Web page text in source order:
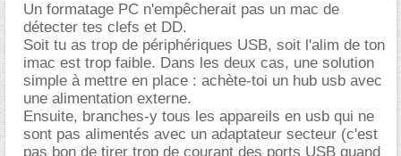
Un formatage PC n'empêcherait pas un mac de
détecter tes clefs et DD.
Soit tu as trop de périphériques USB, soit l'alim de ton
imac est trop faible. Dans les deux cas, une solution
simple à mettre en place : achète-toi un hub usb avec
une alimentation externe.
Ensuite, branches-y tous les appareils en usb qui ne
sont pas alimentés avec un adaptateur secteur (c'est
pas bon de tirer trop de courant des ports USB quand